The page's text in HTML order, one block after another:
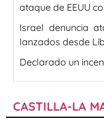
ataque de EEUU
Israel denuncia
lanzados desde
Declarado un
CASTILLA-LA